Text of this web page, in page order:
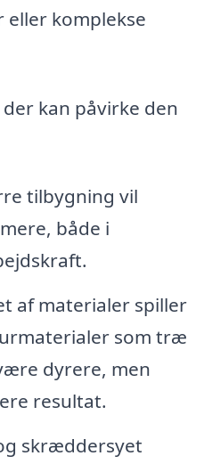
eller komplekse
kan påvirke den
tilbygning vil
både i
af materialer spiller
som træ
dyrere, men
resultat.
skræddersyet